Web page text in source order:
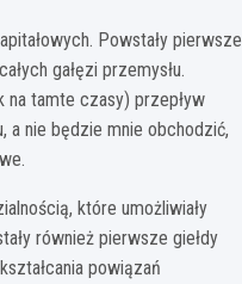
Powstały pierwsze
gałęzi przemysłu.
na tamte czasy) przepływ
a nie będzie mnie obchodzić,
które umożliwiały
również pierwsze giełdy
powiązań